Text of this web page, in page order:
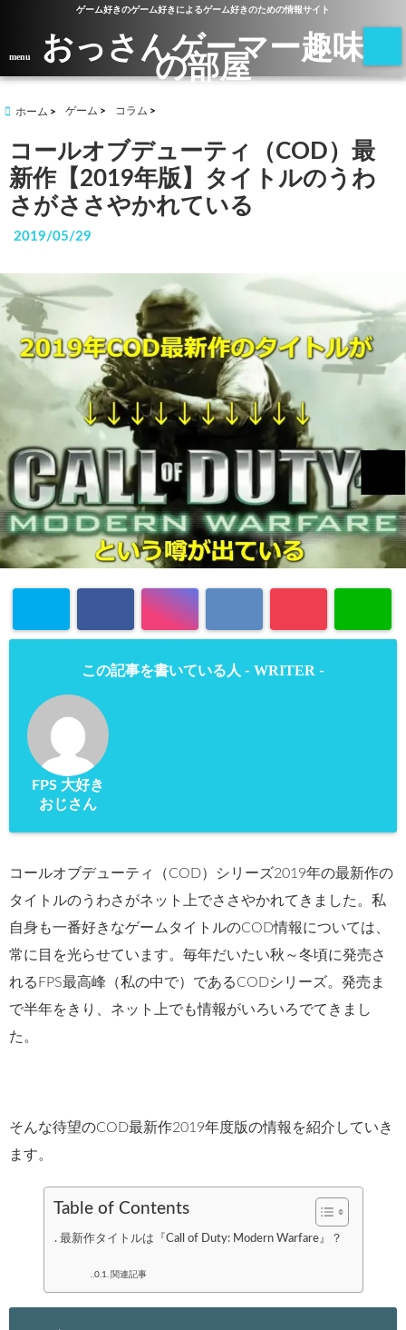
ゲーム好きのゲーム好きによるゲーム好きのための情報サイト
menu おっさんゲーマー趣味
の部屋
ホーム ゲーム コラム
コールオブデューティ（COD）最
新作【2019年版】タイトルのうわ
さがささやかれている
2019/05/29
この記事を書いている人 - WRITER -
FPS 大好き
おじさん
コールオブデューティ（COD）シリーズ2019年の最新作の
タイトルのうわさがネット上でささやかれてきました。私
自身も一番好きなゲームタイトルのCOD情報については、
常に目を光らせています。毎年だいたい秋～冬頃に発売さ
れるFPS最高峰（私の中で）であるCODシリーズ。発売ま
で半年をきり、ネット上でも情報がいろいろでてきまし
た。
そんな待望のCOD最新作2019年度版の情報を紹介していき
ます。
Table of Contents
最新作タイトルは『Call of Duty: Modern Warfare』？
関連記事